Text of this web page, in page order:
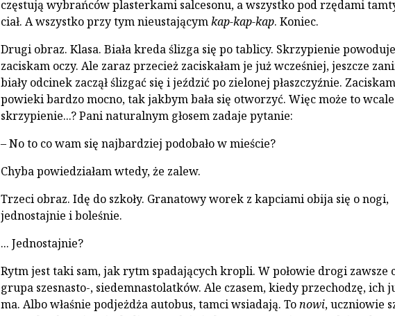
częstują wybrańców plasterkami salcesonu, a wszyst­ko pod rzędami
ciał. A wszystko przy tym nieustającymkap-kap-kap. Koniec.
Drugi obraz. Klasa. Biała kreda ślizga się po tablicy. Skrzypienie
zaciskam oczy. Ale zaraz przecież zaciskałam je już wcze­śniej, jeszcze
biały odcinek zaczął ślizgać się i jeździć po zielonej płaszczyźnie. Zaciskam
powieki bardzo mocno, tak jakbym bała się otworzyć. Więc może to
skrzypienie...? Pani naturalnym głosem zadaje pytanie:
– No to co wam się najbardziej podobało w mieście?
Chyba powiedziałam wtedy, że zalew.
Trzeci obraz. Idę do szkoły. Granatowy wo­rek z kapciami obija się o nogi,
jednostajnie i boleśnie.
... Jednostajnie?
Rytm jest taki sam, jak rytm spadających kropli. W połowie drogi zawsze
grupa szesna­sto-, siedemnastolatków. Ale czasem, kiedy przechodzę, ich
ma. Albo właśnie pod­jeżdża autobus, tamci wsiadają. Tonowi, ucznio­wie